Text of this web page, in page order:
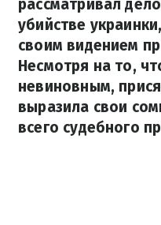
рассматривал
убийстве
своим видением
Несмотря на то,
невиновным,
выразила свои
всего судебного